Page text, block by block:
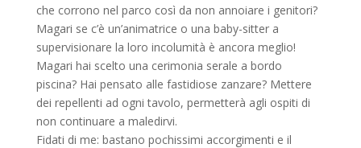
che corrono nel parco così da non annoiare i genitori?
Magari se c’è un’animatrice o una baby-sitter a
supervisionare la loro incolumità è ancora meglio!
Magari hai scelto una cerimonia serale a bordo
piscina? Hai pensato alle fastidiose zanzare? Mettere
dei repellenti ad ogni tavolo, permetterà agli ospiti di
non continuare a maledirvi.
Fidati di me: bastano pochissimi accorgimenti e il